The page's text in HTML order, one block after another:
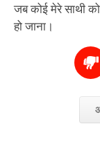
जब कोई मेरे साथी
हो जाना।